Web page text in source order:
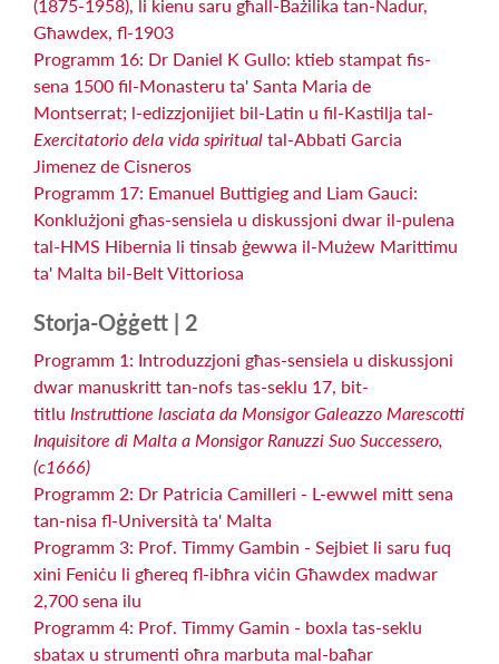
Għawdex, fl-1903
Programm 16: Dr Daniel K Gullo: ktieb stampat fis-
sena 1500 fil-Monasteru ta' Santa Maria de
Montserrat; l-edizzjonijiet bil-Latin u fil-Kastilja tal-
Exercitatorio dela vida spiritualtal-Abbati Garcia
Jimenez de Cisneros
Programm 17: Emanuel Buttigieg and Liam Gauci:
Konklużjoni għas-sensiela u diskussjoni dwar il-pulena
tal-HMS Hibernia li tinsab ġewwa il-Mużew Marittimu
ta' Malta bil-Belt Vittoriosa
Storja-Oġġett | 2
Programm 1: Introduzzjoni għas-sensiela u diskussjoni
dwar manuskritt tan-nofs tas-seklu 17, bit-
titlu Instruttione lasciata da Monsigor Galeazzo Marescotti
Inquisitore di Malta a Monsigor Ranuzzi Suo Successero,
(c1666)
Programm 2: Dr Patricia Camilleri - L-ewwel mitt sena
tan-nisa fl-Università ta' Malta
Programm 3: Prof. Timmy Gambin - Sejbiet li saru fuq
xini Feniċu li għereq fl-ibħra viċin Għawdex madwar
2,700 sena ilu
Programm 4: Prof. Timmy Gamin - boxla tas-seklu
sbatax u strumenti oħra marbuta mal-baħar